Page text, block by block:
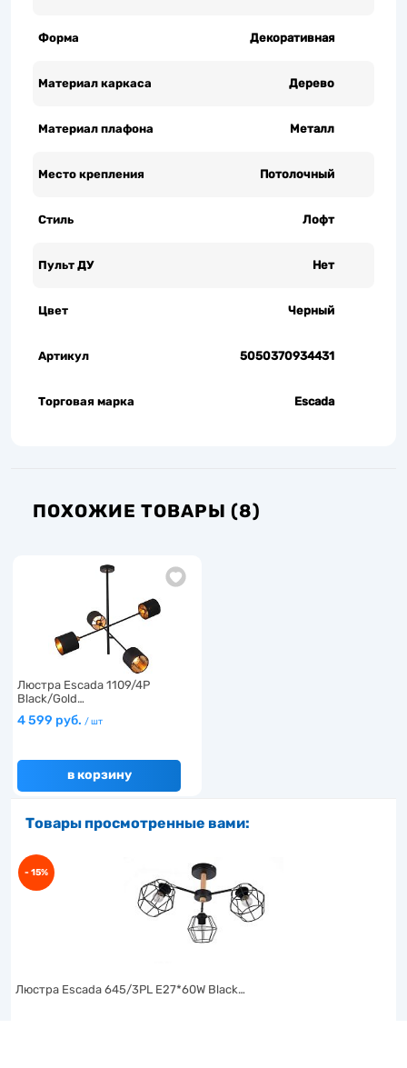
Форма Декоративная
Материал каркаса Дерево
Материал плафона Металл
Место крепления Потолочный
Стиль Лофт
Пульт ДУ Нет
Цвет Черный
Артикул 5050370934431
Торговая марка Escada
ПОХОЖИЕ ТОВАРЫ (8)
Люстра Escada 1109/4P
Black/Gold…
4 599 руб. / шт
в корзину
Товары просмотренные вами:
- 15%
Люстра Escada 645/3PL E27*60W Black…